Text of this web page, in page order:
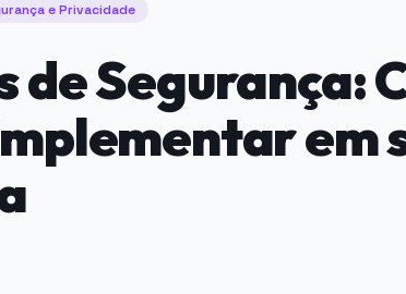
e Privacidade
de Segurança:
em